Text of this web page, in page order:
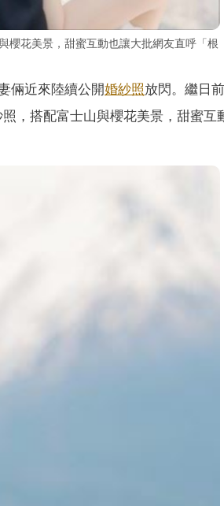
櫻花美景，甜蜜互動也讓大批網友直呼「根
倆近來陸續公開婚紗照放閃。繼日
，搭配富士山與櫻花美景，甜蜜互